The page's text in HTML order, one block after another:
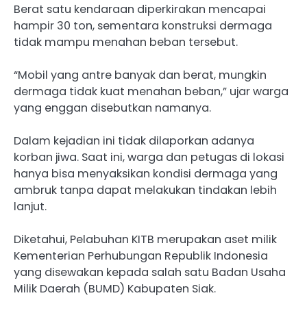
Berat satu kendaraan diperkirakan mencapai
hampir 30 ton, sementara konstruksi dermaga
tidak mampu menahan beban tersebut.
“Mobil yang antre banyak dan berat, mungkin
dermaga tidak kuat menahan beban,” ujar warga
yang enggan disebutkan namanya.
Dalam kejadian ini tidak dilaporkan adanya
korban jiwa. Saat ini, warga dan petugas di lokasi
hanya bisa menyaksikan kondisi dermaga yang
ambruk tanpa dapat melakukan tindakan lebih
lanjut.
Diketahui, Pelabuhan KITB merupakan aset milik
Kementerian Perhubungan Republik Indonesia
yang disewakan kepada salah satu Badan Usaha
Milik Daerah (BUMD) Kabupaten Siak.